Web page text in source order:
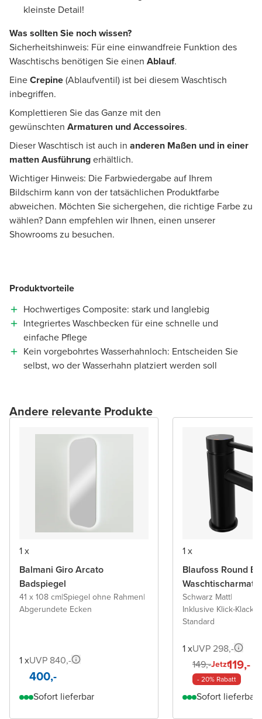
kleinste Detail!
Was sollten Sie noch wissen?
Sicherheitshinweis: Für eine einwandfreie Funktion des
Waschtischs benötigen Sie einen Ablauf.
EineCrepine(Ablaufventil) ist bei diesem Waschtisch
inbegriffen.
Komplettieren Sie das Ganze mit den
gewünschten Armaturen und Accessoires.
Dieser Waschtisch ist auch in anderen Maßen und in einer
matten Ausführungerhältlich.
Wichtiger Hinweis: Die Farbwiedergabe auf Ihrem
Bildschirm kann von der tatsächlichen Produktfarbe
abweichen. Möchten Sie sichergehen, die richtige Farbe zu
wählen? Dann empfehlen wir Ihnen, einen unserer
Showrooms zu besuchen.
Produktvorteile
Hochwertiges Composite: stark und langlebig
Integriertes Waschbecken für eine schnelle und
einfache Pflege
Kein vorgebohrtes Wasserhahnloch: Entscheiden Sie
selbst, wo der Wasserhahn platziert werden soll
Andere relevante Produkte
1 x
Balmani Giro Arcato
Badspiegel
41 x 108 cm|Spiegel ohne Rahmen|
Abgerundete Ecken
1 xUVP 840,-
400,-
Sofort lieferbar
1 x
Blaufoss Round
Schwarz Matt|
Inklusive Klick-Klack
Standard
1 xUVP 298,-
149,-Jetzt119,-
- 20% Rabatt
Sofort lieferbar